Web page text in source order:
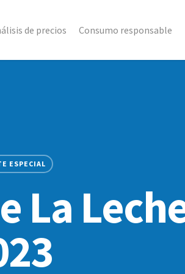
de precios Consumo responsable
ESPECIAL
La